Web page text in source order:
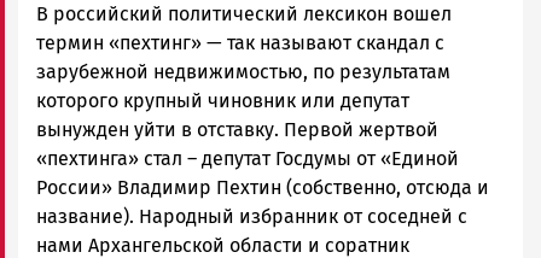
Петрозаводска
и
Карелии
|
Петрозаводск
ГОВОРИТ
В российский политический лексикон вошел
термин «пехтинг» — так называют скандал с
зарубежной недвижимостью, по результатам
которого крупный чиновник или депутат
вынужден уйти в отставку. Первой жертвой
«пехтинга» стал – депутат Госдумы от «Единой
России» Владимир Пехтин (собственно, отсюда и
название). Народный избранник от соседней с
нами Архангельской области и соратник